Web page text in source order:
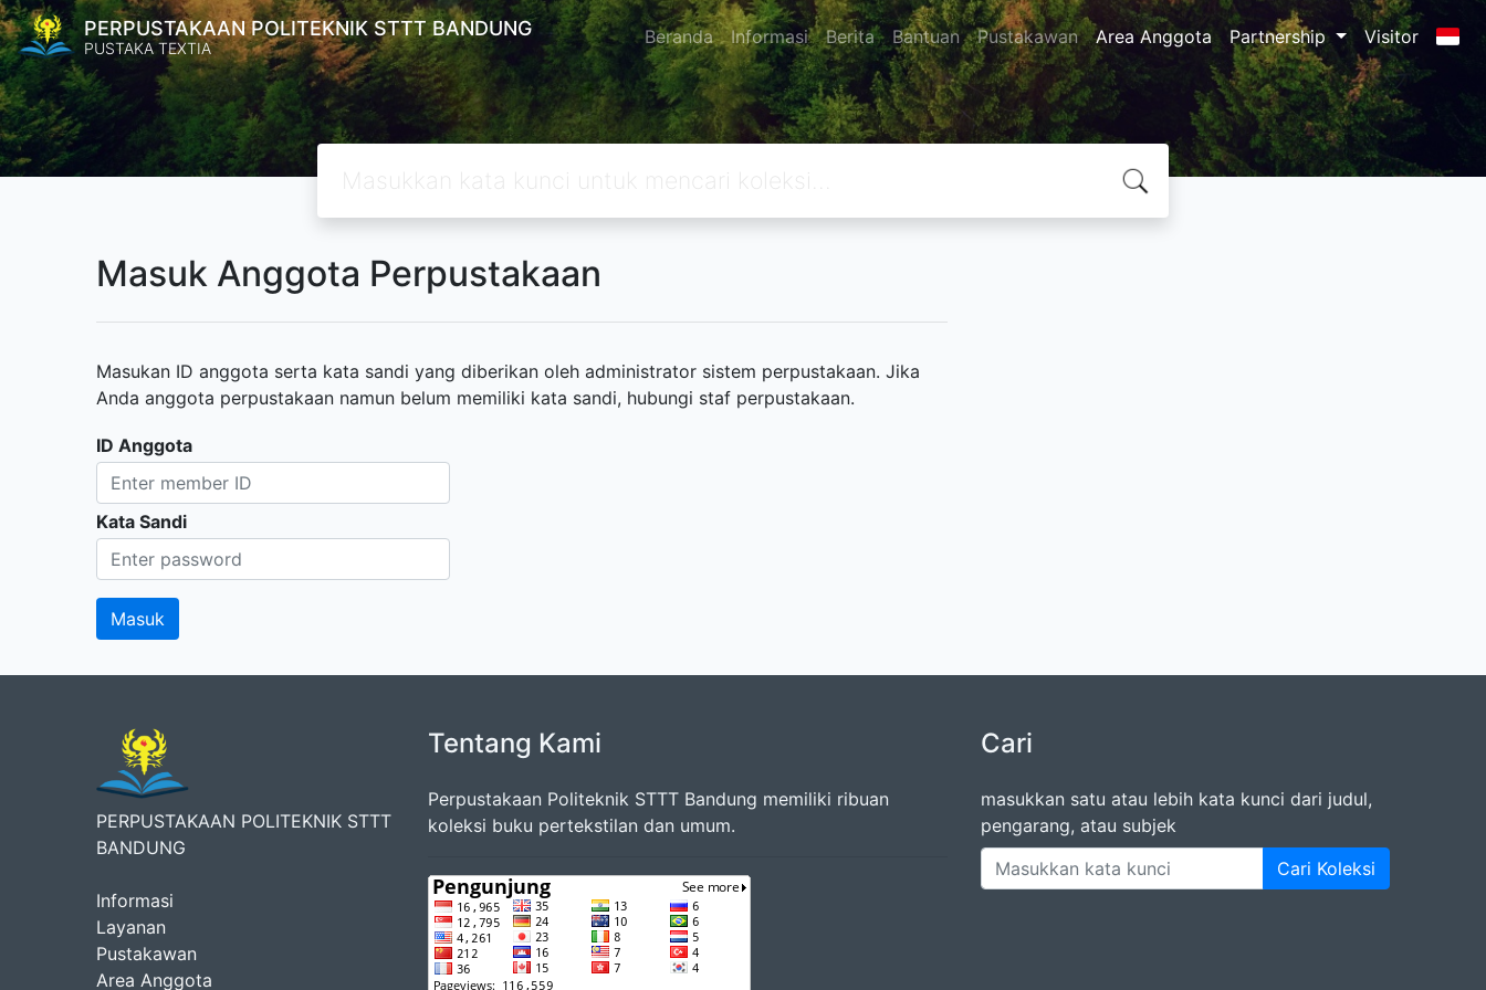
PERPUSTAKAAN POLITEKNIK STTT BANDUNG
PUSTAKA TEXTIA Beranda Informasi Berita Bantuan Pustakawan Area Anggota Partnership Visitor
Masuk Anggota Perpustakaan
Masukan ID anggota serta kata sandi yang diberikan oleh administrator sistem perpustakaan. Jika
Anda anggota perpustakaan namun belum memiliki kata sandi, hubungi staf perpustakaan.
ID Anggota
Kata Sandi
PERPUSTAKAAN POLITEKNIK STTT
BANDUNG
Informasi
Layanan
Pustakawan
Area Anggota
Tentang Kami
Perpustakaan Politeknik STTT Bandung memiliki ribuan
koleksi buku pertekstilan dan umum.
Cari
masukkan satu atau lebih kata kunci dari judul,
pengarang, atau subjek
Cari Koleksi